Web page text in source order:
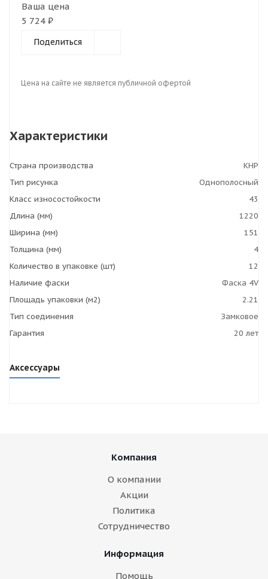
Ваша цена
5 724 ₽
Поделиться
Цена на сайте не является публичной офертой
Характеристики
Страна производства
КНР
Тип рисунка
Однополосный
Класс износостойкости
43
Длина (мм)
1220
Ширина (мм)
151
Толщина (мм)
4
Количество в упаковке (шт)
12
Наличие фаски
Фаска 4V
Площадь упаковки (м2)
2.21
Тип соединения
Замковое
Гарантия
20 лет
Аксессуары
Компания
О компании
Акции
Политика
Сотрудничество
Информация
Помощь